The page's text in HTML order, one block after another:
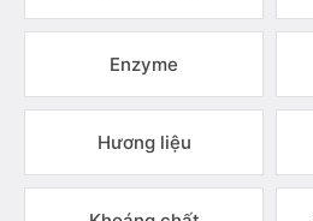
Enzyme
Hương liệu